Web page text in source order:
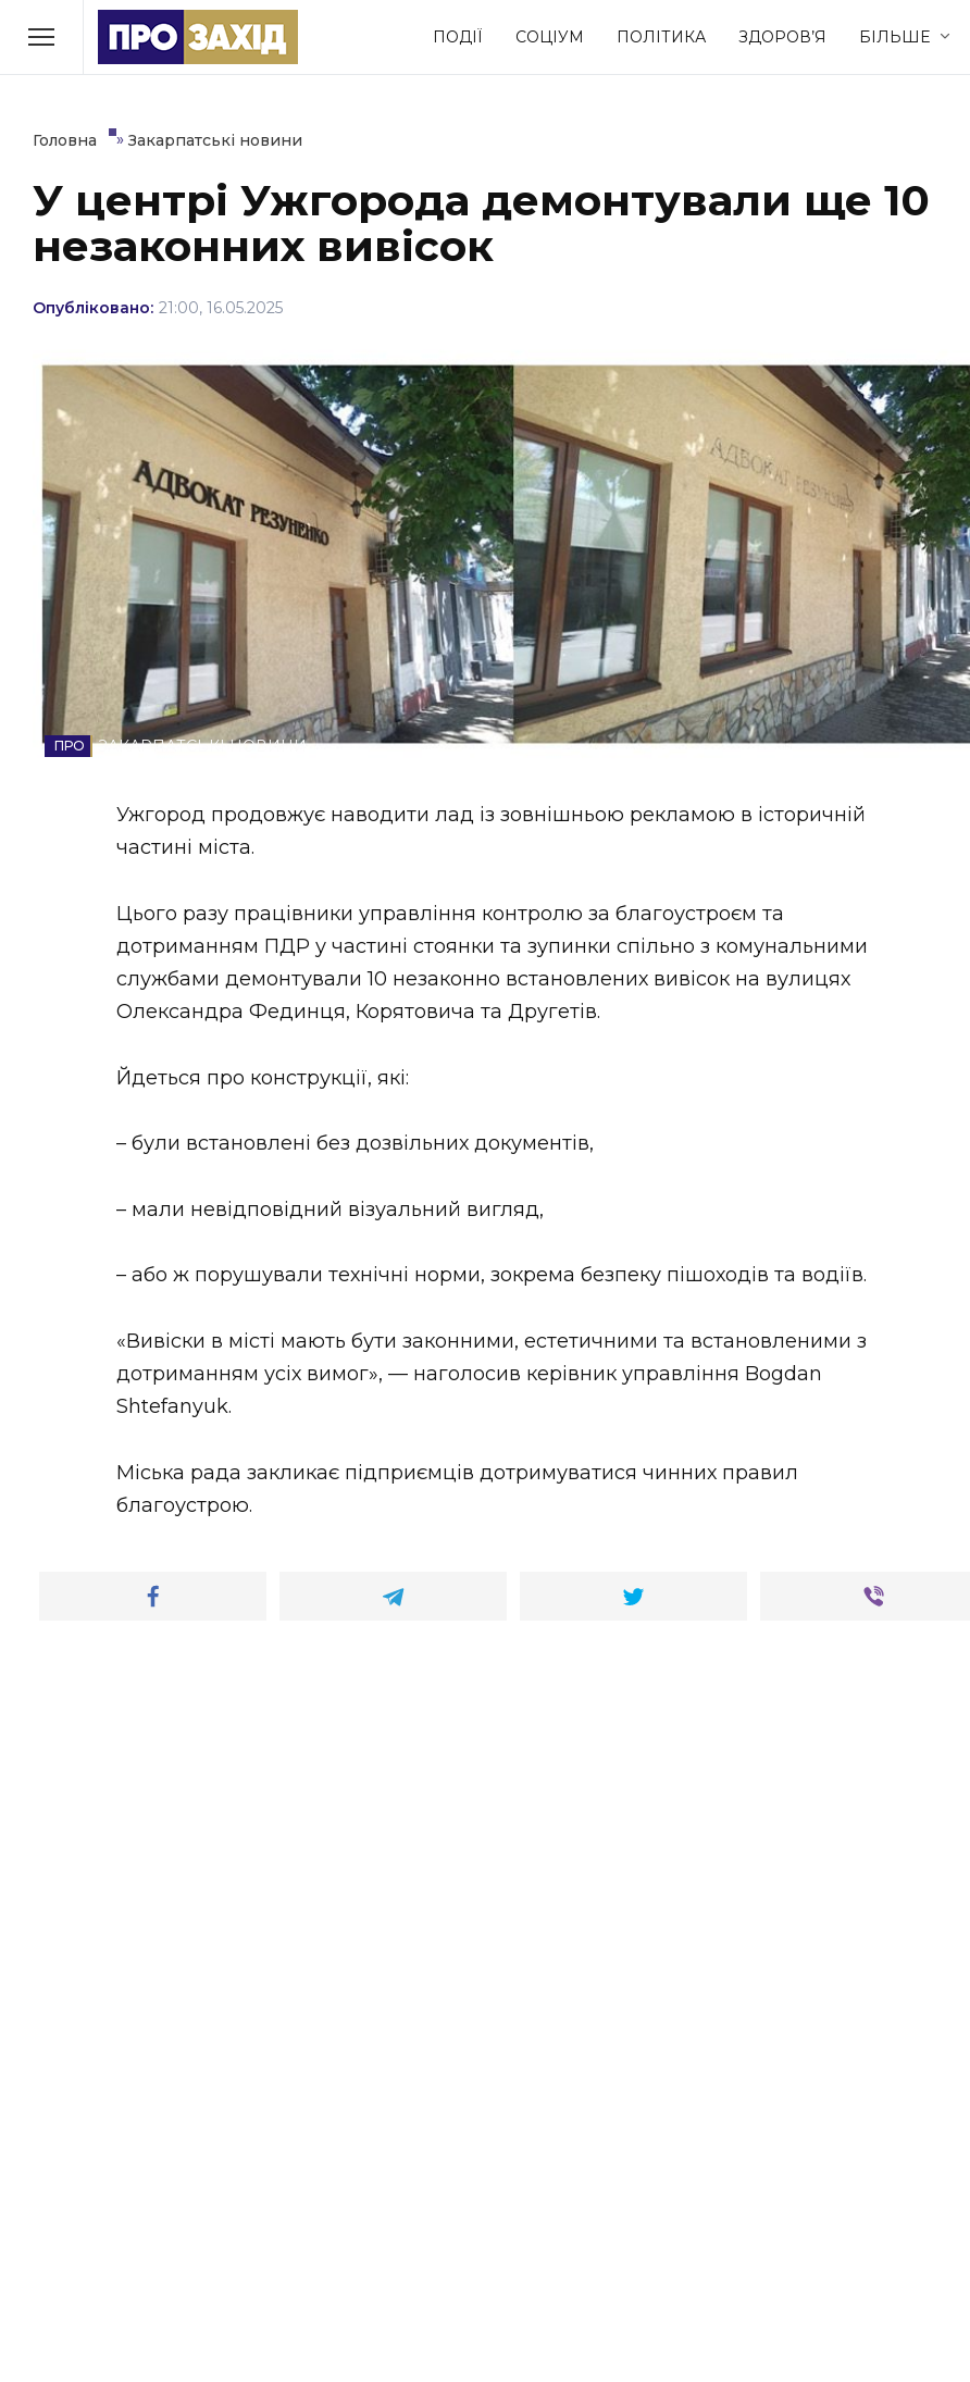
ПОДІЇ СОЦІУМ ПОЛІТИКА ЗДОРОВ’Я БІЛЬШЕ
РУБРИКИ
Економіка
Політика Соціум Спорт Стиль життя
Втрачений Ужгород
ЗАКАРПАТСЬКІ НОВИНИ
НОВИНИ ЗАХІДНОЇ УКРАЇНИ
ФОТО
ВІДЕО
Головна » Закарпатські новини
У центрі Ужгорода демонтували ще 10
незаконних вивісок
Опубліковано: 21:00, 16.05.2025
ЗАКАРПАТСЬКІ НОВИНИ
Ужгород продовжує наводити лад із зовнішньою рекламою в історичній
частині міста.
Цього разу працівники управління контролю за благоустроєм та
дотриманням ПДР у частині стоянки та зупинки спільно з комунальними
службами демонтували 10 незаконно встановлених вивісок на вулицях
Олександра Фединця, Корятовича та Другетів.
Йдеться про конструкції, які:
– були встановлені без дозвільних документів,
– мали невідповідний візуальний вигляд,
– або ж порушували технічні норми, зокрема безпеку пішоходів та водіїв.
«Вивіски в місті мають бути законними, естетичними та встановленими з
дотриманням усіх вимог», — наголосив керівник управління Bogdan
Shtefanyuk.
Міська рада закликає підприємців дотримуватися чинних правил
благоустрою.